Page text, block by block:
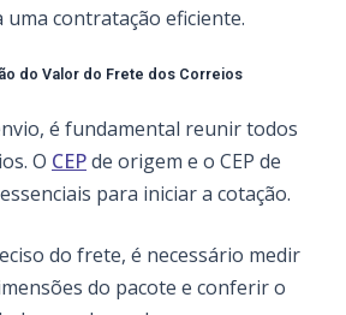
contratação eficiente.
do Valor do Frete dos Correios
é fundamental reunir todos
O CEPde origem e o CEP de
para iniciar a cotação.
do frete, é necessário medir
do pacote e conferir o